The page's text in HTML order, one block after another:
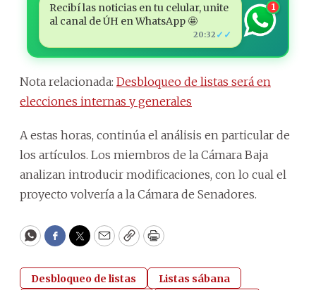
Recibí las noticias en tu celular, unite
al canal de ÚH en WhatsApp 🤩
20:32 ✓✓
1
Nota relacionada: Desbloqueo de listas será en
elecciones internas y generales
A estas horas, continúa el análisis en particular de
los artículos. Los miembros de la Cámara Baja
analizan introducir modificaciones, con lo cual el
proyecto volvería a la Cámara de Senadores.
WhatsApp
Facebook
Twitter
EmailCopyPrint
Desbloqueo de listas
Listas sábana